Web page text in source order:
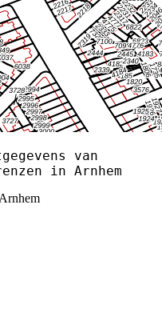
van
in Arnhem